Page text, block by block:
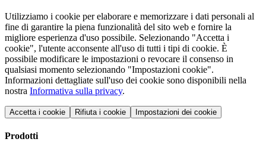
Utilizziamo i cookie per elaborare e memorizzare i dati personali al
fine di garantire la piena funzionalità del sito web e fornire la
migliore esperienza d'uso possibile. Selezionando "Accetta i
cookie", l'utente acconsente all'uso di tutti i tipi di cookie. È
possibile modificare le impostazioni o revocare il consenso in
qualsiasi momento selezionando "Impostazioni cookie".
Informazioni dettagliate sull'uso dei cookie sono disponibili nella
nostra Informativa sulla privacy.
Accetta i cookie Rifiuta i cookie Impostazioni dei cookie
Prodotti